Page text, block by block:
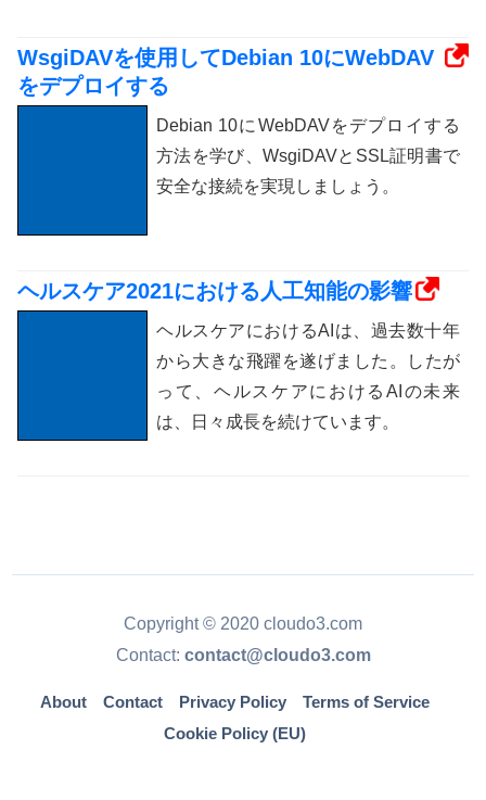
WsgiDAVを使用してDebian 10にWebDAV
をデプロイする
Debian 10にWebDAVをデプロイする
方法を学び、WsgiDAVとSSL証明書で
安全な接続を実現しましょう。
ヘルスケア2021における人工知能の影響
ヘルスケアにおけるAIは、過去数十年
から大きな飛躍を遂げました。したが
って、ヘルスケアにおけるAIの未来
は、日々成長を続けています。
Copyright © 2020 cloudo3.com
Contact: contact@cloudo3.com
About Contact Privacy Policy
Terms of Service
Cookie Policy (EU)